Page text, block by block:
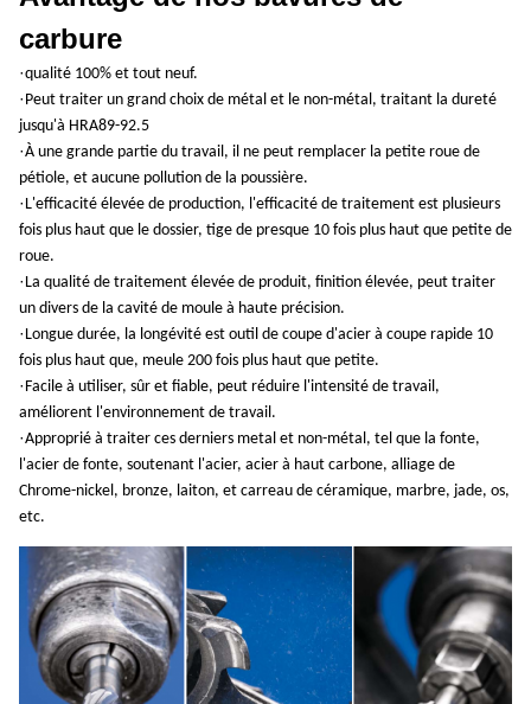
carbure
·qualité 100% et tout neuf.
· Peut traiter un grand choix de métal et le non-métal, traitant la dureté
jusqu'à HRA89-92.5
·À une grande partie du travail, il ne peut remplacer la petite roue de
pétiole, et aucune pollution de la poussière.
· L'efficacité élevée de production, l'efficacité de traitement est plusieurs
fois plus haut que le dossier, tige de presque 10 fois plus haut que petite de
roue.
· La qualité de traitement élevée de produit, finition élevée, peut traiter
un divers de la cavité de moule à haute précision.
· Longue durée, la longévité est outil de coupe d'acier à coupe rapide 10
fois plus haut que, meule 200 fois plus haut que petite.
· Facile à utiliser, sûr et fiable, peut réduire l'intensité de travail,
améliorent l'environnement de travail.
·Approprié à traiter ces derniers metal et non-métal, tel que la fonte,
l'acier de fonte, soutenant l'acier, acier à haut carbone, alliage de
Chrome-nickel, bronze, laiton, et carreau de céramique, marbre, jade, os,
etc.